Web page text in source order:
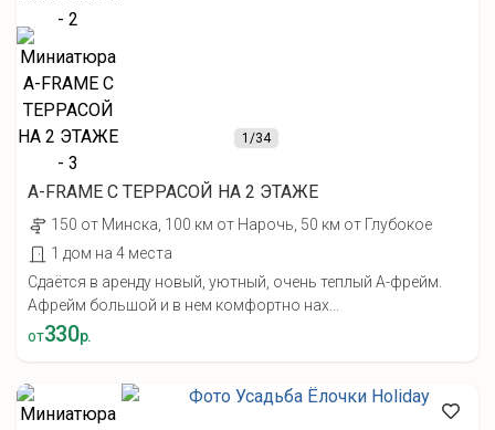
1/34
А-FRAME С ТЕРРАСОЙ НА 2 ЭТАЖЕ
150 от Минска, 100 км от Нарочь, 50 км от Глубокое
1 дом на 4 места
Сдаётся в аренду новый, уютный, очень теплый А-фрейм.
Афрейм большой и в нем комфортно нах...
от330р.